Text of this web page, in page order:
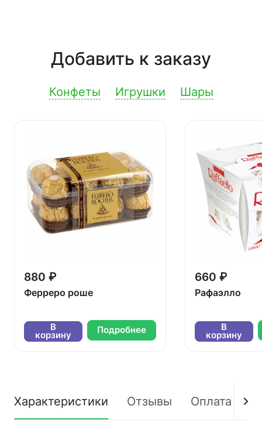
Добавить к заказу
Конфеты Игрушки Шары
880 ₽
Ферреро роше
В
корзину Подробнее
660 ₽
Рафаэлло
В
корзину
Характеристики Отзывы Оплата